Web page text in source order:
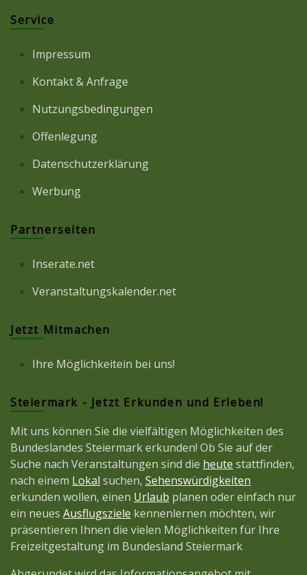
Service
Impressum
Kontakt & Anfrage
Nutzungsbedingungen
Offenlegung
Datenschutzerklärung
Werbung
Partnerseiten
Inserate.net
Veranstaltungskalender.net
Jetzt Mitmachen
Ihre Möglichkeitein bei uns!
Steiermark - Jetzt Erkunden und Erleben!
Mit uns können Sie die vielfältigen Möglichkeiten des
Bundeslandes Steiermark erkunden! Ob Sie auf der
Suche nach Veranstaltungen sind die heute stattfinden,
nach einem Lokal suchen, Sehenswürdigkeiten
erkunden wollen, einen Urlaub planen oder einfach nur
ein neues Ausflugsziele kennenlernen möchten, wir
präsentieren Ihnen die vielen Möglichkeiten für Ihre
Freizeitgestaltung im Bundesland Steiermark